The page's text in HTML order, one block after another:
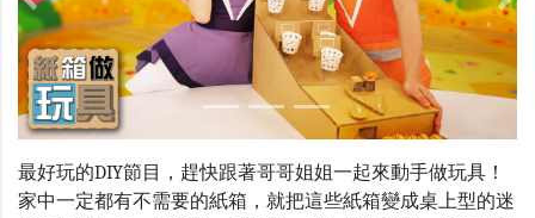
Previous
最好玩的DIY節目，趕快跟著哥哥姐姐一起來動手做玩具！
家中一定都有不需要的紙箱，就把這些紙箱變成桌上型的迷